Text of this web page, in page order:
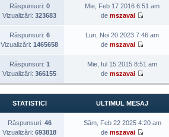
Răspunsuri: 0
Vizualizări: 323683
Mie, Feb 17 2016 6:51 am
de mszavai
Răspunsuri: 6
Vizualizări: 1465658
Lun, Noi 20 2023 7:46 am
de mszavai
Răspunsuri: 1
Vizualizări: 366155
Mie, Iul 15 2015 8:51 am
de mszavai
STATISTICI ULTIMUL MESAJ
Răspunsuri: 46
Vizualizări: 693818
Sâm, Feb 22 2025 4:20 am
de mszavai